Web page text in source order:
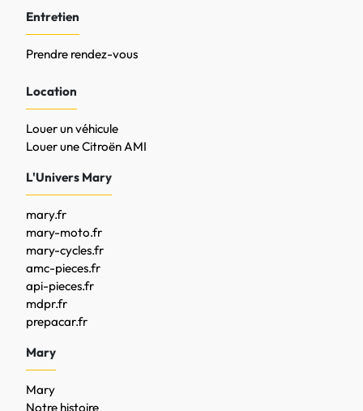
Entretien
Prendre rendez-vous
Location
Louer un véhicule
Louer une Citroën AMI
L'Univers Mary
mary.fr
mary-moto.fr
mary-cycles.fr
amc-pieces.fr
api-pieces.fr
mdpr.fr
prepacar.fr
Mary
Mary
Notre histoire